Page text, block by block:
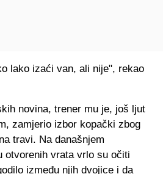
lako izaći van, ali nije", rekao
novina, trener mu je, još ljut
zamjerio izbor kopački zbog
travi. Na današnjem
otvorenih vrata vrlo su očiti
između njih dvojice i da